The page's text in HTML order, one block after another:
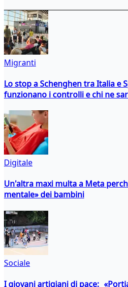
Migranti
Lo stop a Schenghen tra Italia e
funzionano i controlli e chi ne
Digitale
Un'altra maxi multa a Meta
mentale» dei bambini
Sociale
I giovani artigiani di pace: